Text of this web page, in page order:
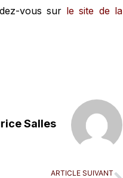
vous sur le site de la
Salles
ARTICLE SUIVANT